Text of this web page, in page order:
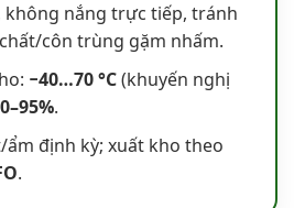
không nắng trực tiếp, tránh
côn trùng gặm nhấm.
−40…70 °C(khuyến nghị
0–95%.
ẩm định kỳ; xuất kho theo
.